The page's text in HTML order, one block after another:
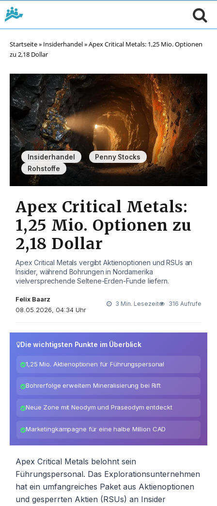
Startseite» Insiderhandel»Apex Critical Metals: 1,25 Mio. Optionen
zu 2,18 Dollar
Insiderhandel , Penny Stocks ,
Rohstoffe
Apex Critical Metals:
1,25 Mio. Optionen zu
2,18 Dollar
Apex Critical Metals vergibt Aktienoptionen und RSUs an
Insider, während Bohrungen in Nordamerika
vielversprechende Seltene-Erden-Funde liefern.
Felix Baarz
08.05.2026, 04:34 Uhr
3 Min. Lesezeit 316 Aufrufe
Die wichtigsten Punkte im Überblick
1,25 Mio. Aktienoptionen für Führungspersonal
Bohrerfolge erweitern Mineralisierung bei Rift
Neue Zone mit Neodym und Praseodym entdeckt
Marketingkampagne für eine halbe Million CAD
Apex Critical Metals belohnt sein
Führungspersonal. Das Explorationsunternehmen
hat ein umfangreiches Paket aus Aktienoptionen
und gesperrten Aktien (RSUs) an Insider